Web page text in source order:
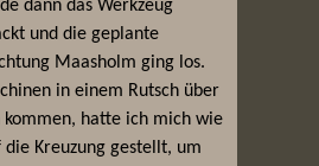
dann das Werkzeug
und die geplante
Maasholm ging los.
in einem Rutsch über
kommen, hatte ich mich wie
Kreuzung gestellt, um